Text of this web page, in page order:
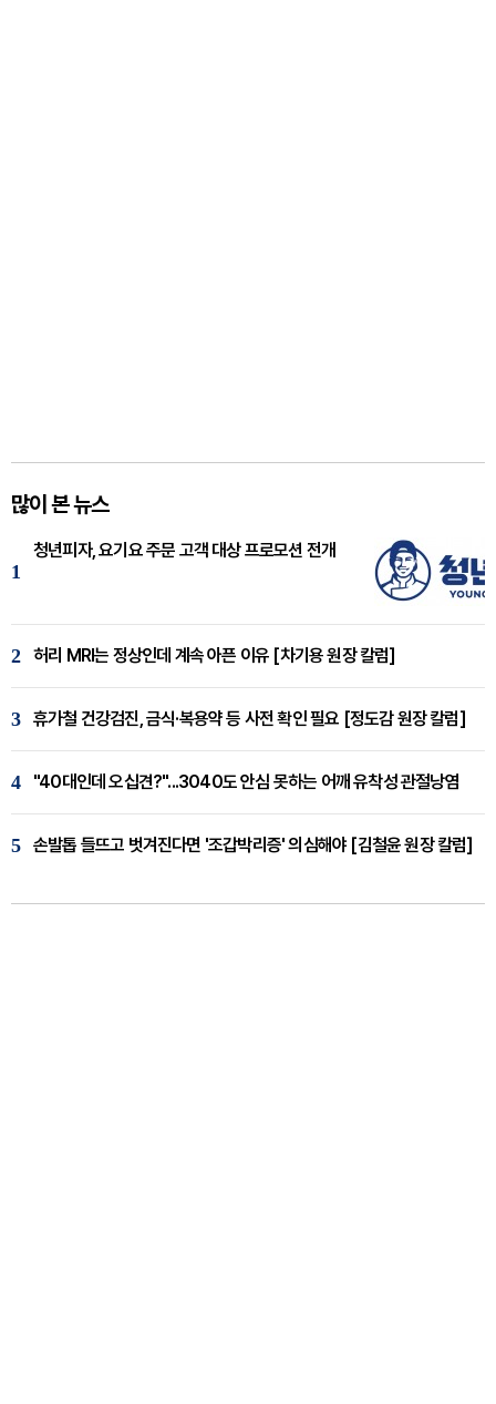
많이 본 뉴스
1
청년피자, 요기요 주문 고객 대상 프로모션 전개
2 허리 MRI는 정상인데 계속 아픈 이유 [차기용 원장 칼럼]
3 휴가철 건강검진, 금식·복용약 등 사전 확인 필요 [정도감 원장 칼럼]
4 "40대인데 오십견?"...3040도 안심 못하는 어깨 유착성 관절낭염
5 손발톱 들뜨고 벗겨진다면 '조갑박리증' 의심해야 [김철윤 원장 칼럼]